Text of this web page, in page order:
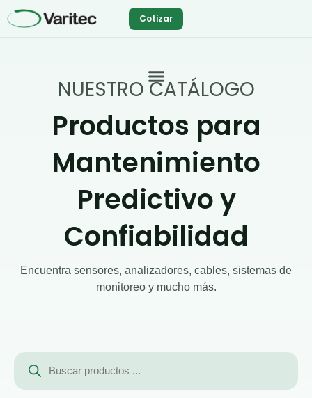
al
Cotizar
NUESTRO CATÁLOGO
Productos para
Mantenimiento
Predictivo y
Confiabilidad
Encuentra sensores, analizadores, cables, sistemas de
monitoreo y mucho más.
Búsqueda
productos